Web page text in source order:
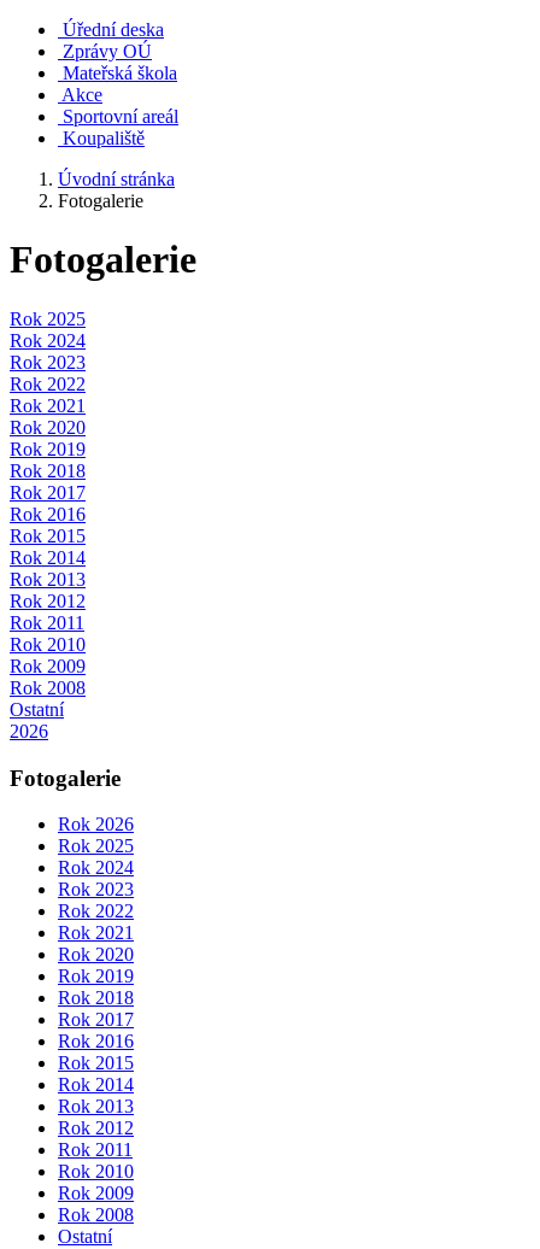
Úřední deska
Zprávy OÚ
Mateřská škola
Akce
Sportovní areál
Koupaliště
Úvodní stránka
Fotogalerie
Fotogalerie
Rok 2025
Rok 2024
Rok 2023
Rok 2022
Rok 2021
Rok 2020
Rok 2019
Rok 2018
Rok 2017
Rok 2016
Rok 2015
Rok 2014
Rok 2013
Rok 2012
Rok 2011
Rok 2010
Rok 2009
Rok 2008
Ostatní
2026
Fotogalerie
Rok 2026
Rok 2025
Rok 2024
Rok 2023
Rok 2022
Rok 2021
Rok 2020
Rok 2019
Rok 2018
Rok 2017
Rok 2016
Rok 2015
Rok 2014
Rok 2013
Rok 2012
Rok 2011
Rok 2010
Rok 2009
Rok 2008
Ostatní